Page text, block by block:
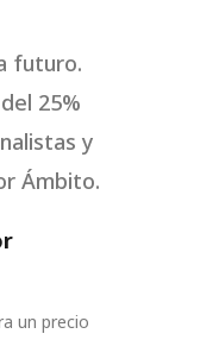
futuro.
25%
y
Ámbito.
un precio